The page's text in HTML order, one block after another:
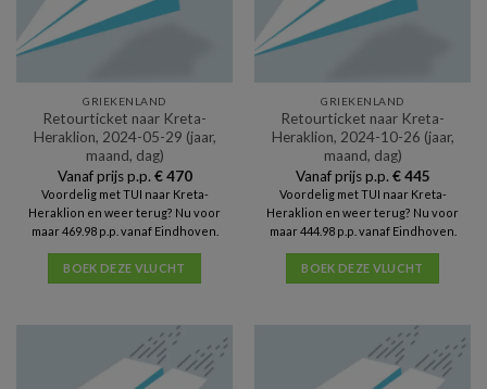
GRIEKENLAND
Retourticket naar Kreta-
Heraklion, 2024-05-29 (jaar,
maand, dag)
Vanaf prijs p.p. €470
Voordelig met TUI naar Kreta-
Heraklion en weer terug? Nu voor
maar 469.98 p.p. vanaf Eindhoven.
BOEK DEZE VLUCHT
GRIEKENLAND
Retourticket naar Kreta-
Heraklion, 2024-10-26 (jaar,
maand, dag)
Vanaf prijs p.p. €445
Voordelig met TUI naar Kreta-
Heraklion en weer terug? Nu voor
maar 444.98 p.p. vanaf Eindhoven.
BOEK DEZE VLUCHT